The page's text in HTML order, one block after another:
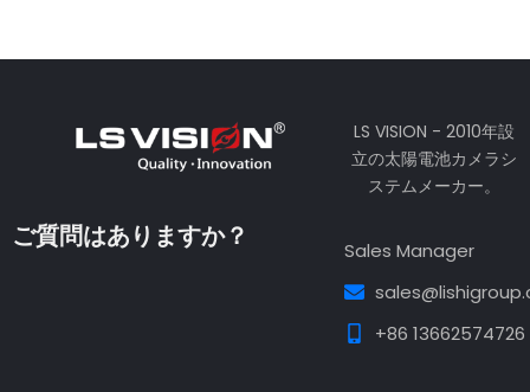
LS VISION - 2010年設
立の太陽電池カメラシ
ステムメーカー。
ご質問はありますか？
Sales Manager
+86 13662574726